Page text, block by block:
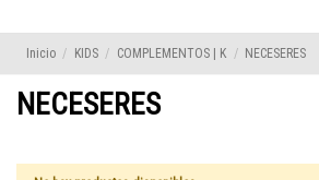
Inicio KIDS COMPLEMENTOS | K NECESERES
NECESERES